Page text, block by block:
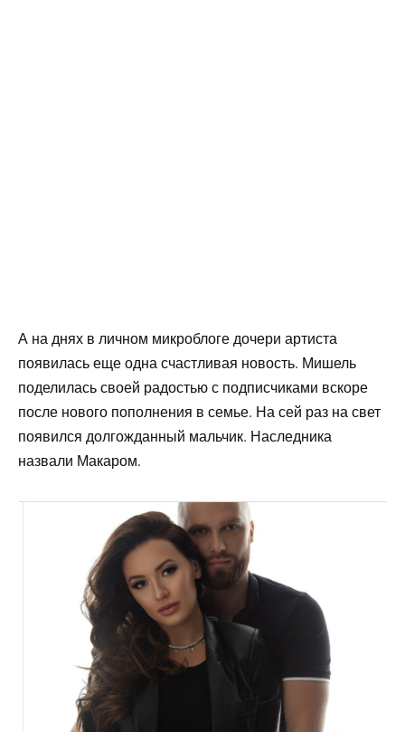
А на днях в личном микроблоге дочери артиста
появилась еще одна счастливая новость. Мишель
поделилась своей радостью с подписчиками вскоре
после нового пополнения в семье. На сей раз на свет
появился долгожданный мальчик. Наследника
назвали Макаром.